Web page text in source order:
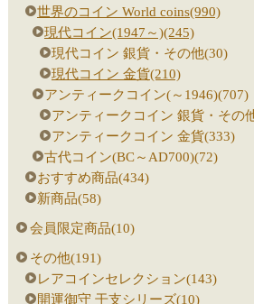
世界のコイン World coins(990)
現代コイン(1947～)(245)
現代コイン 銀貨・その他(30)
現代コイン 金貨(210)
アンティークコイン(～1946)(707)
アンティークコイン 銀貨・その
アンティークコイン 金貨(333)
古代コイン(BC～AD700)(72)
おすすめ商品(434)
新商品(58)
会員限定商品(10)
その他(191)
レアコインセレクション(143)
開運御守 干支シリーズ(10)